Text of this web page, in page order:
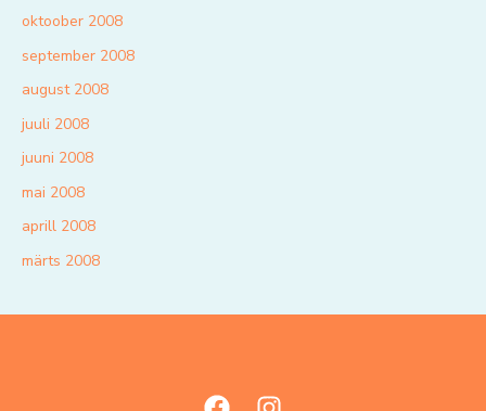
oktoober 2008
september 2008
august 2008
juuli 2008
juuni 2008
mai 2008
aprill 2008
märts 2008